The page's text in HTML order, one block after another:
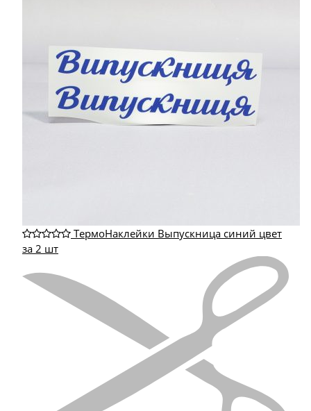
ТермоНаклейки Выпускница синий цвет
за 2 шт